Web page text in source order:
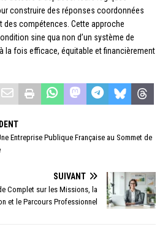
construire des réponses coordonnées
des compétences. Cette approche
sine qua non d’un système de
la fois efficace, équitable et financièrement
Entreprise Publique Française au Sommet de
SUIVANT
Complet sur les Missions, la
et le Parcours Professionnel